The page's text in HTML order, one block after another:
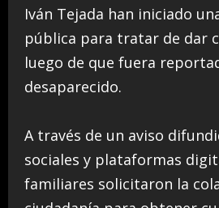
Iván Tejada han iniciado
pública para tratar de dar
luego de que fuera
desaparecido.
A través de un aviso
sociales y plataformas
familiares solicitaron la